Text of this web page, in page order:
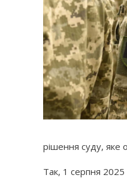
рішення суду, яке
Так, 1 серпня 2025